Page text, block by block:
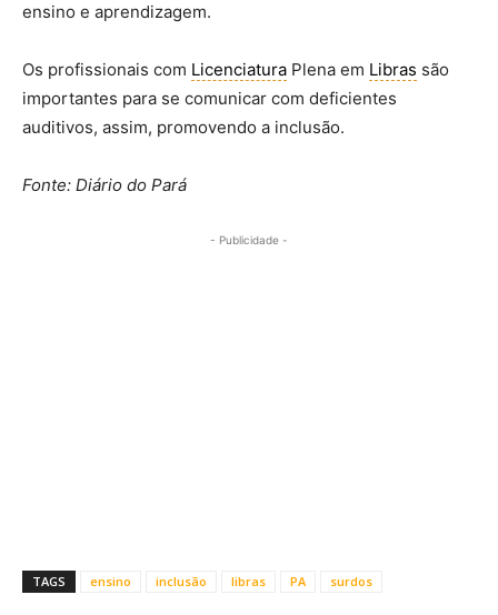
ensino e aprendizagem.
Os profissionais com Licenciatura Plena em Libras são
importantes para se comunicar com deficientes
auditivos, assim, promovendo a inclusão.
Fonte: Diário do Pará
- Publicidade -
TAGS ensino inclusão libras PA surdos